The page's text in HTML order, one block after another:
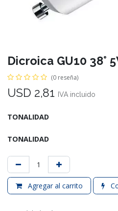
Dicroica GU10 38°
(0 reseña)
USD 2,81 IVA incluido
TONALIDAD
TONALIDAD
Agregar al carrito